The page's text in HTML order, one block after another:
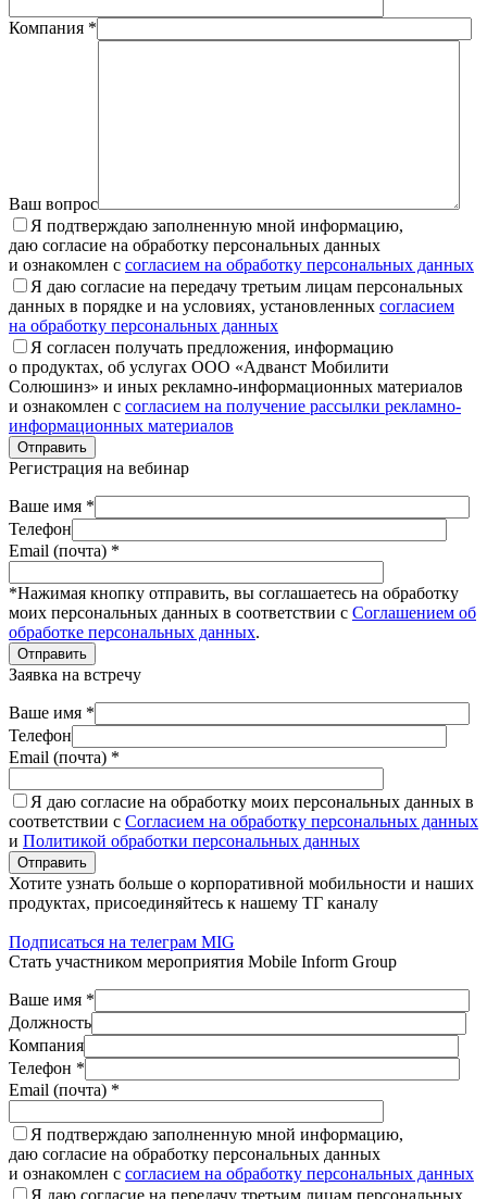
Компания *
Ваш вопрос
Я подтверждаю заполненную мной информацию,
даю согласие на обработку персональных данных
и ознакомлен с согласием на обработку персональных данных
Я даю согласие на передачу третьим лицам персональных
данных в порядке и на условиях, установленных согласием
на обработку персональных данных
Я согласен получать предложения, информацию
о продуктах, об услугах ООО «Адванст Мобилити
Солюшинз» и иных рекламно-информационных материалов
и ознакомлен с согласием на получение рассылки рекламно-
информационных материалов
Отправить
Регистрация на вебинар
Ваше имя *
Телефон
Email (почта) *
*Нажимая кнопку отправить, вы соглашаетесь на обработку
моих персональных данных в соответствии с Соглашением об
обработке персональных данных.
Отправить
Заявка на встречу
Ваше имя *
Телефон
Email (почта) *
Я даю согласие на обработку моих персональных данных в
соответствии с Согласием на обработку персональных данных
и Политикой обработки персональных данных
Отправить
Хотите узнать больше о корпоративной мобильности и наших
продуктах, присоединяйтесь к нашему ТГ каналу
Подписаться на телеграм MIG
Стать участником мероприятия Mobile Inform Group
Ваше имя *
Должность
Компания
Телефон *
Email (почта) *
Я подтверждаю заполненную мной информацию,
даю согласие на обработку персональных данных
и ознакомлен с согласием на обработку персональных данных
Я даю согласие на передачу третьим лицам персональных